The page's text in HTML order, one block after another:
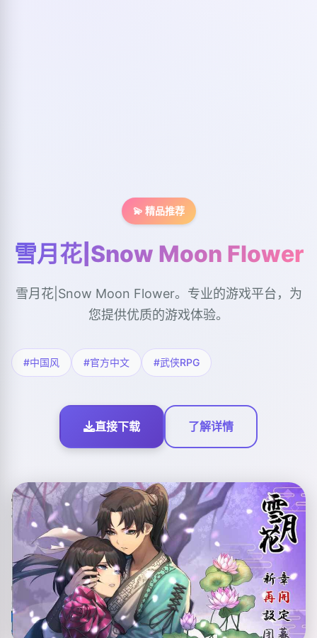
💫 精品推荐
雪月花|Snow Moon Flower
雪月花|Snow Moon Flower。专业的游戏平台，为
您提供优质的游戏体验。
#中国风 #官方中文 #武侠RPG
直接下载 了解详情